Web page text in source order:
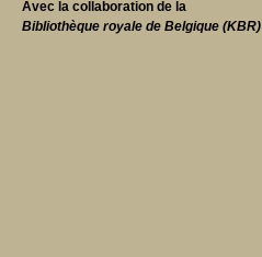
Avec la collaboration de la
Bibliothèque royale de Belgique (KBR)